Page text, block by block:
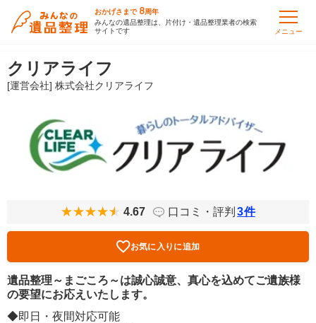
おかげさまで 8周年
みんなの遺品整理は、片付け・遺品整理業者の検索
サイトです
メニュー
クリアライフ
[運営会社] 株式会社クリアライフ
4.67 口コミ・評判 3件
お気に入りに追加
遺品整理～まごころ～は誠心誠意、真心を込めてご遺族様
の要望にお応えいたします。
◆即日・夜間対応可能